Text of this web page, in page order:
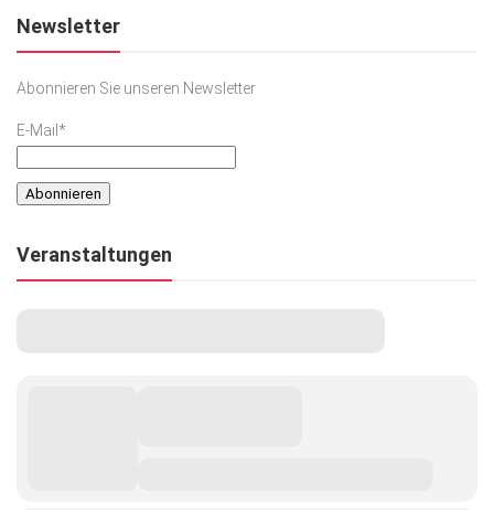
Newsletter
Abonnieren Sie unseren Newsletter
E-Mail*
Veranstaltungen